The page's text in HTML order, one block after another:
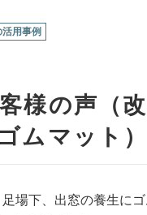
用事例
様の声（
ムマット）
場下、出窓の養生に